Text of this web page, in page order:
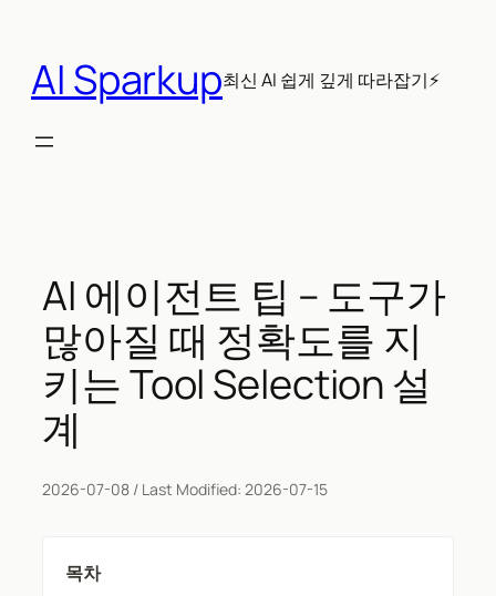
AI Sparkup최신 AI 쉽게 깊게 따라잡기⚡
AI 에이전트 팁 – 도구가
많아질 때 정확도를 지
키는 Tool Selection 설
계
2026-07-08 / Last Modified: 2026-07-15
목차